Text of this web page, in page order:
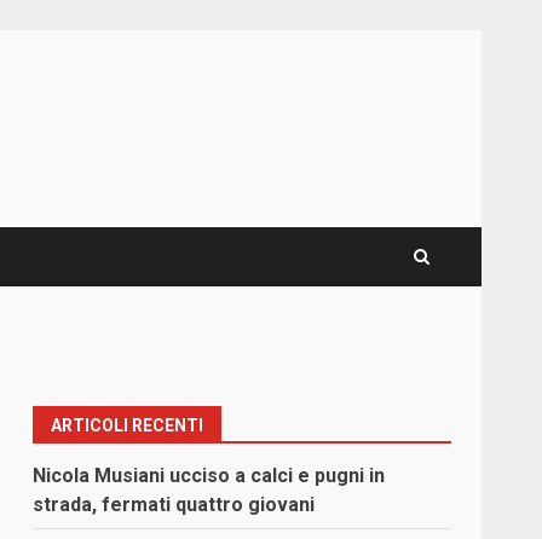
ARTICOLI RECENTI
Nicola Musiani ucciso a calci e pugni in
strada, fermati quattro giovani